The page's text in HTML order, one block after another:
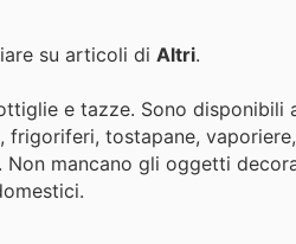
su articoli di Altri.
e tazze. Sono disponibili
frigoriferi, tostapane, vaporiere,
mancano gli oggetti